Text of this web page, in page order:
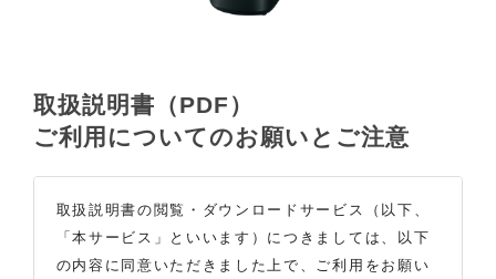
取扱説明書（PDF）
ご利用についてのお願いとご注意
取扱説明書の閲覧・ダウンロードサービス（以下、
「本サービス」といいます）につきましては、以下
の内容に同意いただきました上で、ご利用をお願い